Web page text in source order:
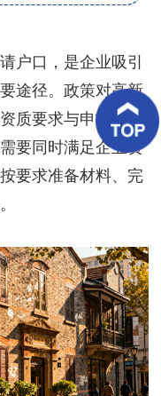
口，是企业吸引
途径。政策对高新
质要求与申报流
要同时满足企业资
要求准备材料、完